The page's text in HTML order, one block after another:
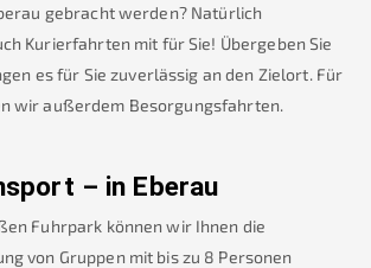
gebracht werden? Natürlich
Kurierfahrten mit für Sie! Übergeben Sie
es für Sie zuverlässig an den Zielort. Für
wir außerdem Besorgungsfahrten.
– in Eberau
Fuhrpark können wir Ihnen die
von Gruppen mit bis zu 8 Personen